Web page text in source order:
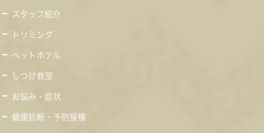
スタッフ紹介
トリミング
ペットホテル
しつけ教室
お悩み・症状
健康診断・予防接種